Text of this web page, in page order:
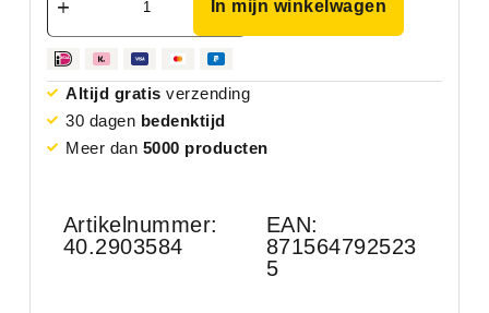
In mijn winkelwagen
Altijd gratis verzending
30 dagen bedenktijd
Meer dan 5000 producten
Artikelnummer:
40.2903584
EAN:
871564792523
5